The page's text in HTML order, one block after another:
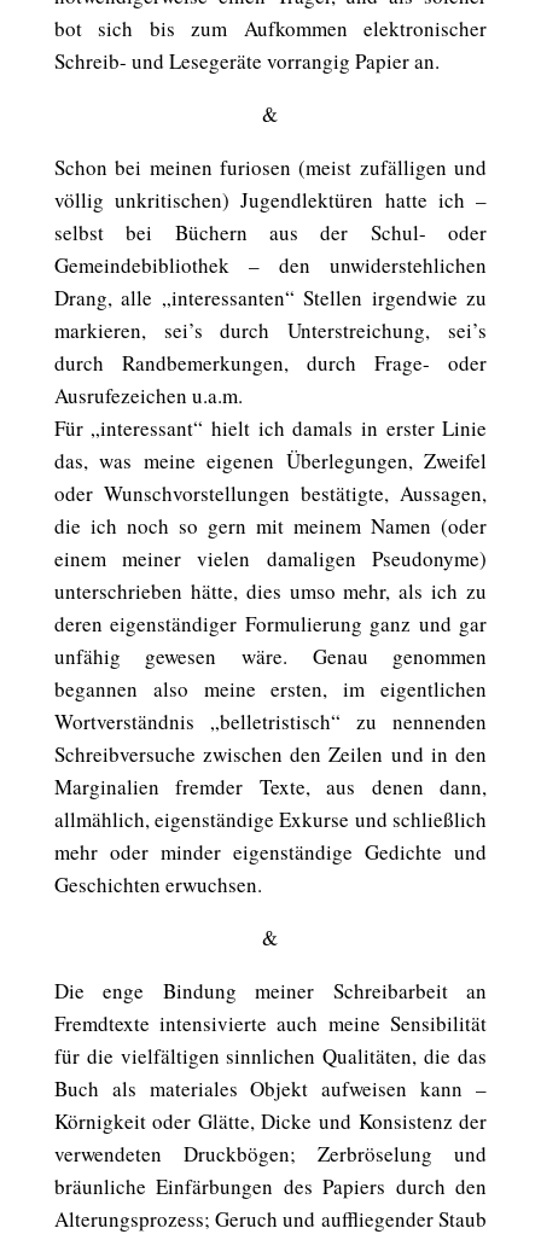
bot sich bis zum Aufkommen elektronischer
Schreib- und Lesegeräte vorrangig Papier an.
&
Schon bei meinen furiosen (meist zufälligen und
völlig unkritischen) Jugendlektüren hatte ich –
selbst bei Büchern aus der Schul- oder
Gemeindebibliothek – den unwiderstehlichen
Drang, alle „interessanten“ Stellen irgendwie zu
markieren, sei’s durch Unterstreichung, sei’s
durch Randbemerkungen, durch Frage- oder
Ausrufezeichen u.a.m.
Für „interessant“ hielt ich damals in erster Linie
das, was meine eigenen Überlegungen, Zweifel
oder Wunschvorstellungen bestätigte, Aussagen,
die ich noch so gern mit meinem Namen (oder
einem meiner vielen damaligen Pseudonyme)
unterschrieben hätte, dies umso mehr, als ich zu
deren eigenständiger Formulierung ganz und gar
unfähig gewesen wäre. Genau genommen
begannen also meine ersten, im eigentlichen
Wortverständnis „belletristisch“ zu nennenden
Schreibversuche zwischen den Zeilen und in den
Marginalien fremder Texte, aus denen dann,
allmählich, eigenständige Exkurse und schließlich
mehr oder minder eigenständige Gedichte und
Geschichten erwuchsen.
&
Die enge Bindung meiner Schreibarbeit an
Fremdtexte intensivierte auch meine Sensibilität
für die vielfältigen sinnlichen Qualitäten, die das
Buch als materiales Objekt aufweisen kann –
Körnigkeit oder Glätte, Dicke und Konsistenz der
verwendeten Druckbögen; Zerbröselung und
bräunliche Einfärbungen des Papiers durch den
Alterungsprozess; Geruch und auffliegender Staub